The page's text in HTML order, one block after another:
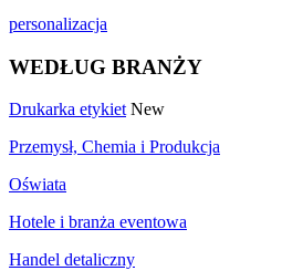
personalizacja
WEDŁUG BRANŻY
Drukarka etykiet New
Przemysł, Chemia i Produkcja
Oświata
Hotele i branża eventowa
Handel detaliczny